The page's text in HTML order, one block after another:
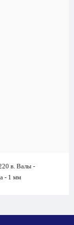
в. Валы -
- 1 мм